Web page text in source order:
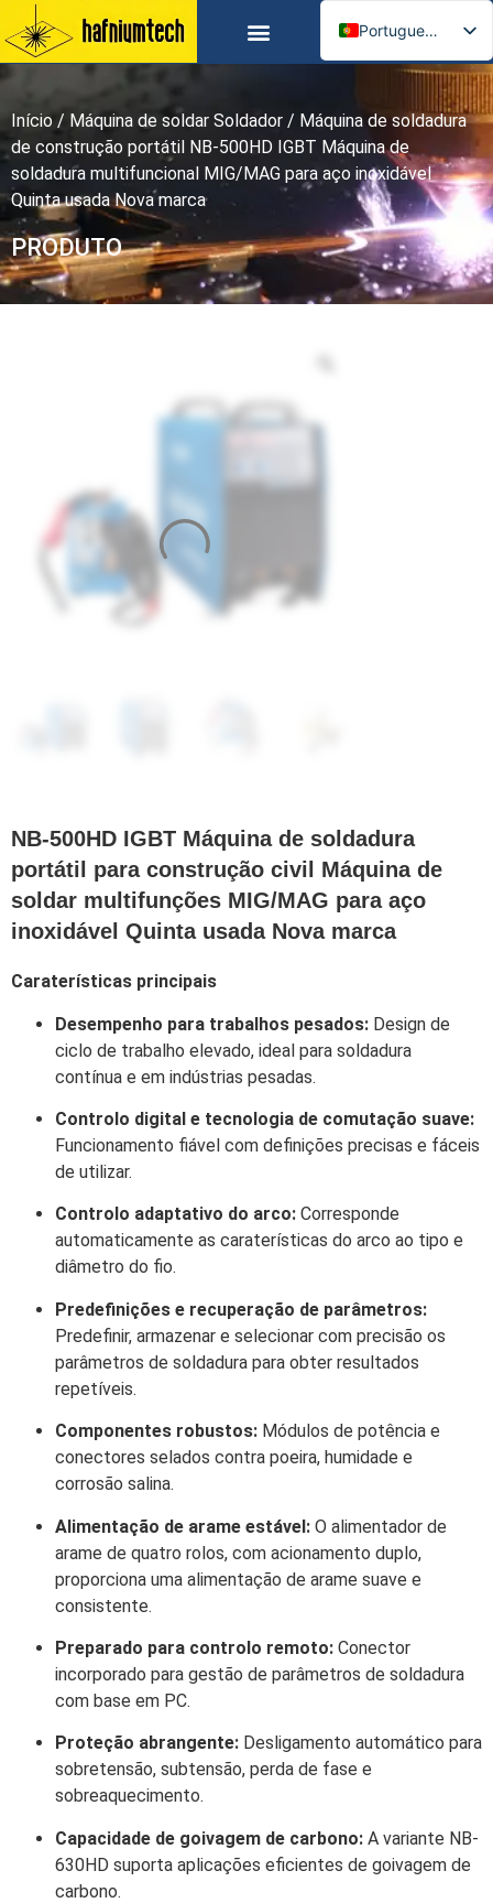
Portuguese
English
Spanish
German
Arabic
French
Italian
Ukrainian
Início / Máquina de soldar Soldador / Máquina de soldadura
de construção portátil NB-500HD IGBT Máquina de
soldadura multifuncional MIG/MAG para aço inoxidável
Quinta usada Nova marca
PRODUTO
NB-500HD IGBT Máquina de soldadura
portátil para construção civil Máquina de
soldar multifunções MIG/MAG para aço
inoxidável Quinta usada Nova marca
Caraterísticas principais
Desempenho para trabalhos pesados: Design de
ciclo de trabalho elevado, ideal para soldadura
contínua e em indústrias pesadas.
Controlo digital e tecnologia de comutação suave:
Funcionamento fiável com definições precisas e fáceis
de utilizar.
Controlo adaptativo do arco: Corresponde
automaticamente as caraterísticas do arco ao tipo e
diâmetro do fio.
Predefinições e recuperação de parâmetros:
Predefinir, armazenar e selecionar com precisão os
parâmetros de soldadura para obter resultados
repetíveis.
Componentes robustos: Módulos de potência e
conectores selados contra poeira, humidade e
corrosão salina.
Alimentação de arame estável: O alimentador de
arame de quatro rolos, com acionamento duplo,
proporciona uma alimentação de arame suave e
consistente.
Preparado para controlo remoto: Conector
incorporado para gestão de parâmetros de soldadura
com base em PC.
Proteção abrangente: Desligamento automático para
sobretensão, subtensão, perda de fase e
sobreaquecimento.
Capacidade de goivagem de carbono: A variante NB-
630HD suporta aplicações eficientes de goivagem de
carbono.